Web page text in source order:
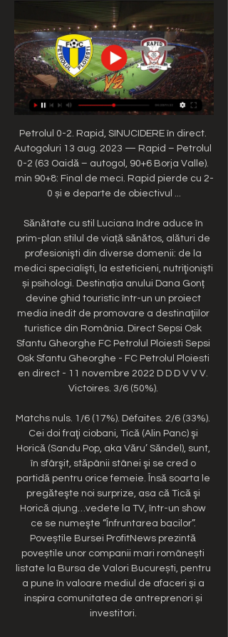
Petrolul 0-2. Rapid, SINUCIDERE în direct.
Autogoluri 13 aug. 2023 — Rapid – Petrolul
0-2 (63 Oaidă – autogol, 90+6 Borja Valle).
min 90+8: Final de meci. Rapid pierde cu 2-
0 și e departe de obiectivul ...
Sănătate cu stil Luciana Indre aduce în
prim-plan stilul de viață sănătos, alături de
profesionişti din diverse domenii: de la
medici specialişti, la esteticieni, nutriţionişti
și psihologi. Destinația anului Dana Gonț
devine ghid touristic într-un un proiect
media inedit de promovare a destinaţiilor
turistice din România. Direct Sepsi Osk
Sfantu Gheorghe FC Petrolul Ploiesti Sepsi
Osk Sfantu Gheorghe - FC Petrolul Ploiesti
en direct - 11 novembre 2022 D D D V V V.
Victoires. 3/6 (50%).
Matchs nuls. 1/6 (17%). Défaites. 2/6 (33%).
Cei doi fraţi ciobani, Tică (Alin Panc) şi
Horică (Sandu Pop, aka Văru’ Săndel), sunt,
în sfârşit, stăpânii stânei şi se cred o
partidă pentru orice femeie. Însă soarta le
pregăteşte noi surprize, asa că Tică şi
Horică ajung…vedete la TV, într-un show
ce se numeşte “Înfruntarea bacilor”.
Poveștile Bursei ProfitNews prezintă
poveștile unor companii mari românești
listate la Bursa de Valori București, pentru
a pune în valoare mediul de afaceri și a
inspira comunitatea de antreprenori și
investitori.